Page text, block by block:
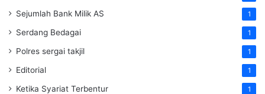
Sejumlah Bank Milik AS 1
Serdang Bedagai 1
Polres sergai takjil 1
Editorial 1
Ketika Syariat Terbentur 1